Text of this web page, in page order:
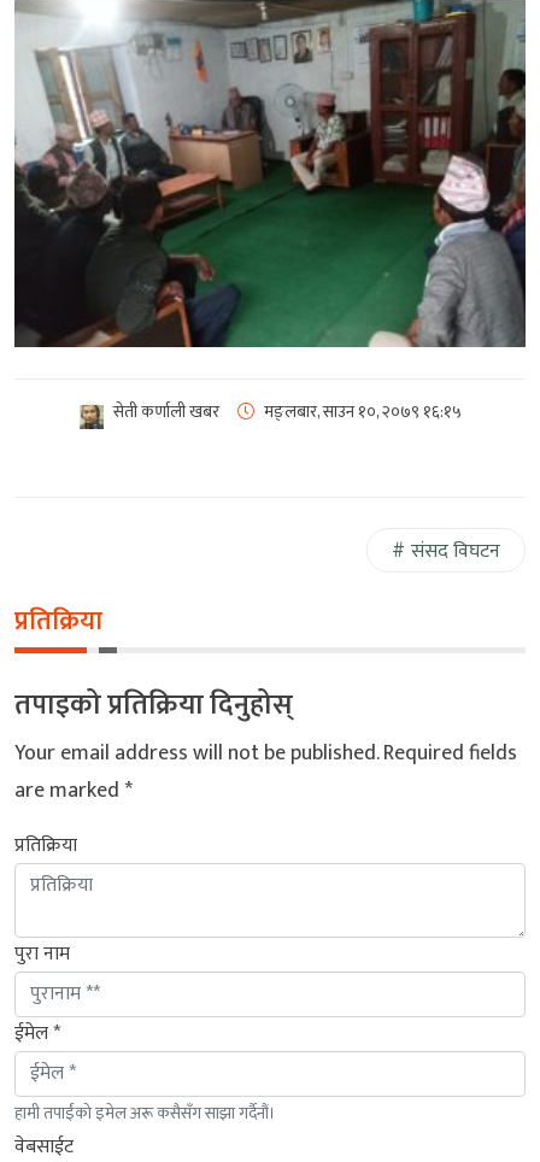
सेती कर्णाली खबर मङ्लबार, साउन १०, २०७९ १६:१५
संसद विघटन
प्रतिक्रिया
तपाइको प्रतिक्रिया दिनुहोस्
Your email address will not be published.Required fields
are marked*
प्रतिक्रिया
पुरा नाम
ईमेल *
हामी तपाईंको इमेल अरू कसैसँग साझा गर्दैनौं।
वेबसाईट